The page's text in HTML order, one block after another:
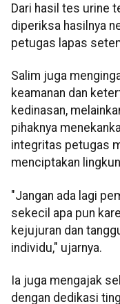
Dari hasil tes urine
diperiksa hasilnya
petugas lapas
Salim juga
keamanan dan
kedinasan,
pihaknya
integritas petugas
menciptakan
"Jangan ada lagi
sekecil apa pun
kejujuran dan
individu," ujarnya.
Ia juga mengajak
dengan dedikasi